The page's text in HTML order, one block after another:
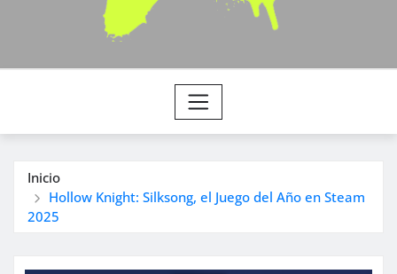
Inicio
Hollow Knight: Silksong, el Juego del Año en Steam
2025